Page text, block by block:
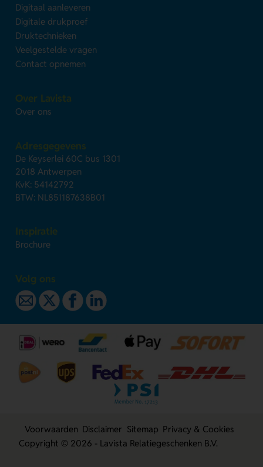
Digitaal aanleveren
Digitale drukproef
Druktechnieken
Veelgestelde vragen
Contact opnemen
Over Lavista
Over ons
Adresgegevens
De Keyserlei 60C bus 1301
2018 Antwerpen
KvK: 54142792
BTW: NL851187638B01
Inspiratie
Brochure
Volg ons
Voorwaarden Disclaimer Sitemap Privacy & Cookies
Copyright © 2026 - Lavista Relatiegeschenken B.V.